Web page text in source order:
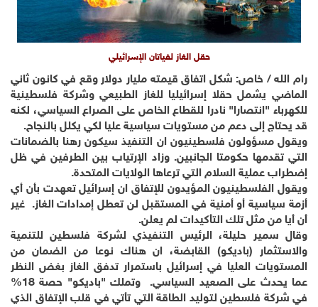
حقل الغاز لفياتان الإسرائيلي
رام الله / خاص: شكل اتفاق قيمته مليار دولار وقع في كانون ثاني
الماضي يشمل حقلا إسرائيليا للغاز الطبيعي وشركة فلسطينية
للكهرباء "انتصارا" نادرا للقطاع الخاص على الصراع السياسي، لكنه
قد يحتاج إلى دعم من مستويات سياسية عليا لكي يكلل بالنجاح.
ويقول مسؤولون فلسطينيون ان التنفيذ سيكون رهنا بالضمانات
التي تقدمها حكومتا الجانبين. وزاد الإرتياب بين الطرفين في ظل
إضطراب عملية السلام التي ترعاها الولايات المتحدة.
ويقول الفلسطينيون المؤيدون للإتفاق ان إسرائيل تعهدت بأن أي
أزمة سياسية أو أمنية في المستقبل لن تعطل إمدادات الغاز. غير
أن أيا من مثل تلك التأكيدات لم يعلن.
وقال سمير حليلة، الرئيس التنفيذي لشركة فلسطين للتنمية
والاستثمار (باديكو) القابضة، ان هناك نوعا من الضمان من
المستويات العليا في إسرائيل باستمرار تدفق الغاز بغض النظر
عما يحدث على الصعيد السياسي. وتملك "باديكو" حصة 18%
في شركة فلسطين لتوليد الطاقة التي تأتي في قلب الإتفاق الذي